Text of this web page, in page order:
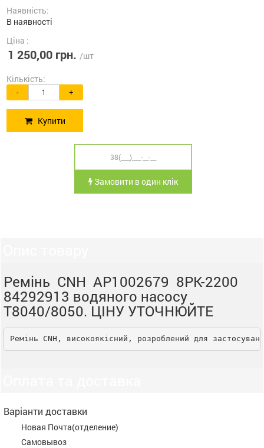
Наявність:
В наявності
Ціна :
1 250,00 грн. /шт
Кількість:
- +
Купити
Замовити в один клік
Ремінь CNH AP1002679 8PK-2200
84292913 водяного насосу
T8040/8050. ЦІНУ УТОЧНЮЙТЕ
Ремінь CNH, високоякісний, розроблений для
Варіанти доставки
Новая Почта(отделение)
Самовывоз